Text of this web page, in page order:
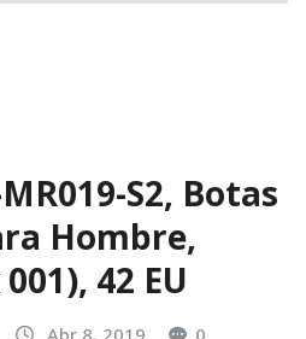
S2, Botas
Hombre,
42 EU